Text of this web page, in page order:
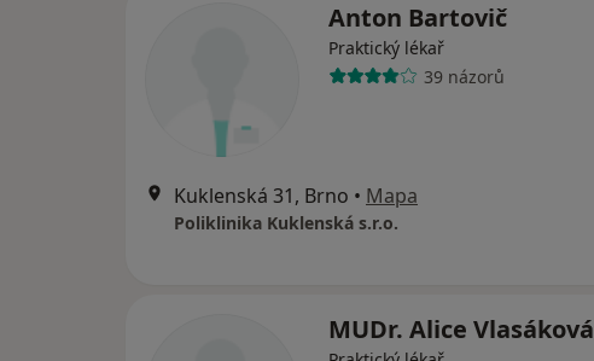
Anton Bartovič
Praktický lékař
39 názorů
Kuklenská 31, Brno • Mapa
Poliklinika Kuklenská s.r.o.
MUDr. Alice Vlasáková